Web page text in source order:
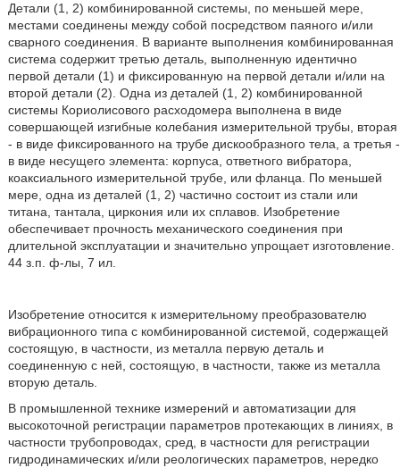
Детали (1, 2) комбинированной системы, по меньшей мере,
местами соединены между собой посредством паяного и/или
сварного соединения. В варианте выполнения комбинированная
система содержит третью деталь, выполненную идентично
первой детали (1) и фиксированную на первой детали и/или на
второй детали (2). Одна из деталей (1, 2) комбинированной
системы Кориолисового расходомера выполнена в виде
совершающей изгибные колебания измерительной трубы, вторая
- в виде фиксированного на трубе дискообразного тела, а третья -
в виде несущего элемента: корпуса, ответного вибратора,
коаксиального измерительной трубе, или фланца. По меньшей
мере, одна из деталей (1, 2) частично состоит из стали или
титана, тантала, циркония или их сплавов. Изобретение
обеспечивает прочность механического соединения при
длительной эксплуатации и значительно упрощает изготовление.
44 з.п. ф-лы, 7 ил.
Изобретение относится к измерительному преобразователю
вибрационного типа с комбинированной системой, содержащей
состоящую, в частности, из металла первую деталь и
соединенную с ней, состоящую, в частности, также из металла
вторую деталь.
В промышленной технике измерений и автоматизации для
высокоточной регистрации параметров протекающих в линиях, в
частности трубопроводах, сред, в частности для регистрации
гидродинамических и/или реологических параметров, нередко